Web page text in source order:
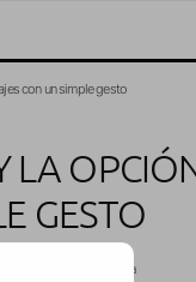
con un simple gesto
LA
GESTO
1 Minuto de lectura